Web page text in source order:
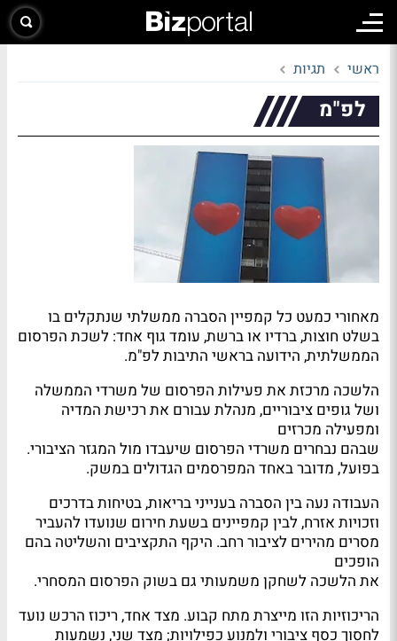
ראשי תגיות
לפ"מ
מאחורי כמעט כל קמפיין הסברה ממשלתי שנתקלים בו
בשלט חוצות, ברדיו או ברשת, עומד גוף אחד: לשכת הפרסום
הממשלתית, הידועה בראשי התיבות לפ"מ.
הלשכה מרכזת את פעילות הפרסום של משרדי הממשלה
ושל גופים ציבוריים, מנהלת עבורם את רכישת המדיה
ומפעילה מכרזים
שבהם נבחרים משרדי הפרסום שיעבדו מול המגזר הציבורי.
בפועל, מדובר באחד המפרסמים הגדולים במשק.
העבודה נעה בין הסברה בענייני בריאות, בטיחות בדרכים
וזכויות אזרח, לבין קמפיינים בשעת חירום שנועדו להעביר
מסרים מהירים לציבור רחב. היקף התקציבים והשליטה בהם
הופכים
את הלשכה לשחקן משמעותי גם בשוק הפרסום המסחרי.
הריכוזיות הזו מייצרת מתח קבוע. מצד אחד, ריכוז הרכש נועד
לחסוך כסף ציבורי ולמנוע כפילויות; מצד שני, נשמעות